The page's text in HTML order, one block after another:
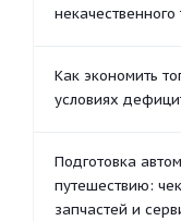
некачественного
Как экономить
условиях
Подготовка
путешествию:
запчастей и